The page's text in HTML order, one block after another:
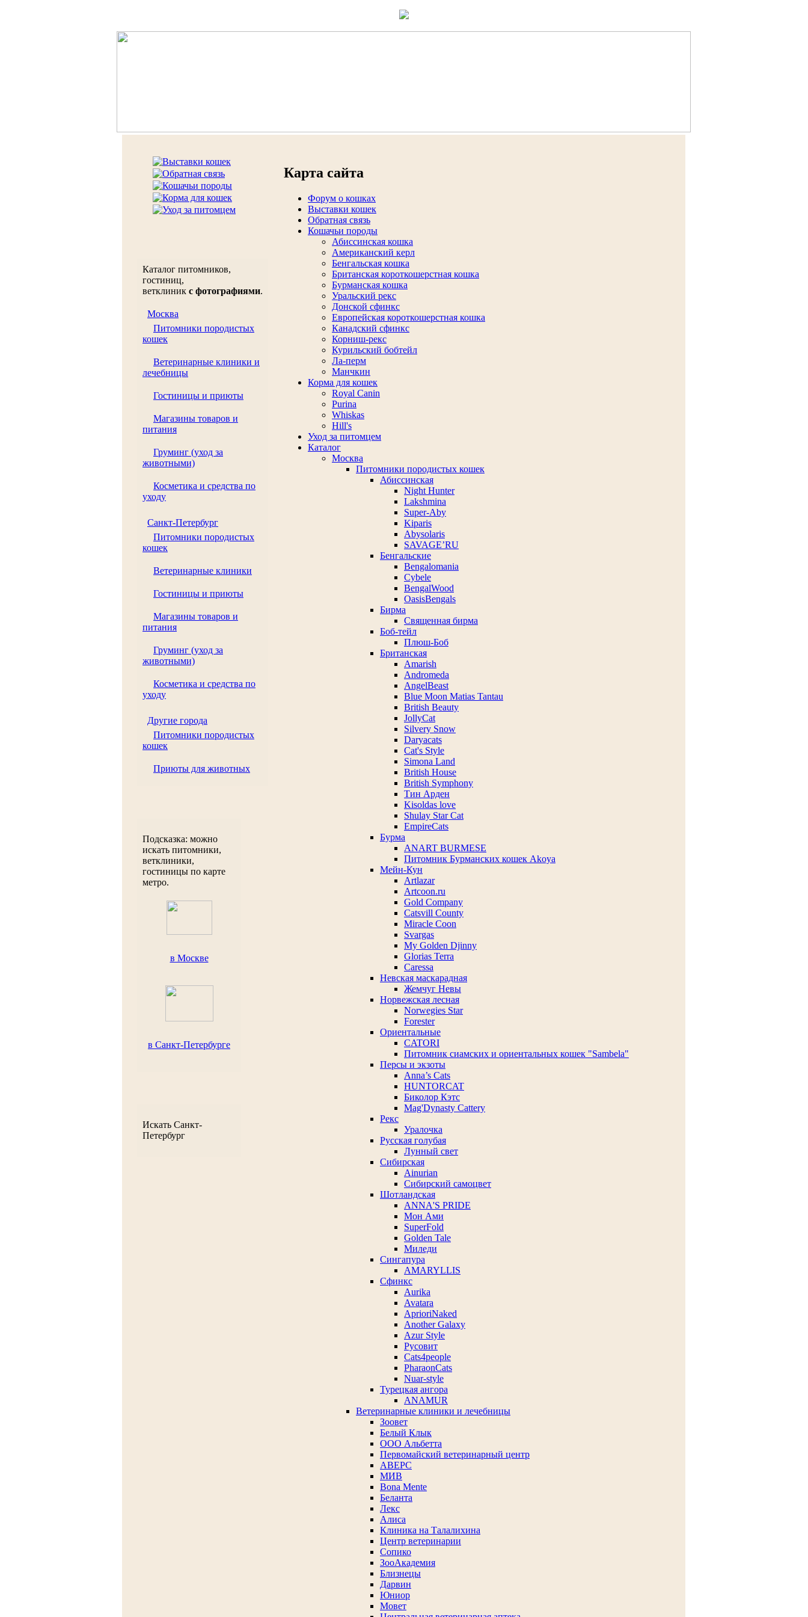
Каталог питомников,
гостиниц,
ветклиник с фотографиями.
Москва
Питомники породистых
кошек
Ветеринарные клиники и
лечебницы
Гостиницы и приюты
Магазины товаров и
питания
Груминг (уход за
животными)
Косметика и средства по
уходу
Санкт-Петербург
Питомники породистых
кошек
Ветеринарные клиники
Гостиницы и приюты
Магазины товаров и
питания
Груминг (уход за
животными)
Косметика и средства по
уходу
Другие города
Питомники породистых
кошек
Приюты для животных
Подсказка: можно
искать питомники,
ветклиники,
гостиницы по карте
метро.
в Москве
в Санкт-Петербурге
Искать Санкт-
Петербург
Карта сайта
Форум о кошках
Выставки кошек
Обратная связь
Кошачьи породы
Абиссинская кошка
Американский керл
Бенгальская кошка
Британская короткошерстная кошка
Бурманская кошка
Уральский рекс
Донской сфинкс
Европейская короткошерстная кошка
Канадский сфинкс
Корниш-рекс
Курильский бобтейл
Ла-перм
Манчкин
Корма для кошек
Royal Canin
Purina
Whiskas
Hill's
Уход за питомцем
Каталог
Москва
Питомники породистых кошек
Абиссинская
Night Hunter
Lakshmina
Super-Aby
Kiparis
Abysolaris
SAVAGE’RU
Бенгальские
Bengalomania
Cybele
BengalWood
OasisBengals
Бирма
Священная бирма
Боб-тейл
Плюш-Боб
Британская
Amarish
Andromeda
AngelBeast
Blue Moon Matias Tantau
British Beauty
JollyCat
Silvery Snow
Daryacats
Cat's Style
Simona Land
British House
British Symphony
Тин Арден
Kisoldas love
Shulay Star Cat
EmpireCats
Бурма
ANART BURMESE
Питомник Бурманских кошек Akoya
Мейн-Кун
Artlazar
Artcoon.ru
Gold Company
Catsvill County
Miracle Coon
Svargas
My Golden Djinny
Glorias Terra
Caressa
Невская маскарадная
Жемчуг Невы
Норвежская лесная
Norwegies Star
Forester
Ориентальные
CATORI
Питомник сиамских и ориентальных кошек "Sambela"
Персы и экзоты
Anna’s Cats
HUNTORCAT
Биколор Кэтс
Mag'Dynasty Cattery
Рекс
Уралочка
Русская голубая
Лунный свет
Сибирская
Ainurian
Сибирский самоцвет
Шотландская
ANNA'S PRIDE
Мон Ами
SuperFold
Golden Tale
Миледи
Сингапура
AMARYLLIS
Сфинкс
Aurika
Avatara
AprioriNaked
Another Galaxy
Azur Style
Русовит
Cats4people
PharaonCats
Nuar-style
Турецкая ангора
ANAMUR
Ветеринарные клиники и лечебницы
Зоовет
Белый Клык
ООО Альбетта
Первомайский ветеринарный центр
АВЕРС
МИВ
Bona Mente
Беланта
Лекс
Алиса
Клиника на Талалихина
Центр ветеринарии
Сопико
ЗооАкадемия
Близнецы
Дарвин
Юниор
Мовет